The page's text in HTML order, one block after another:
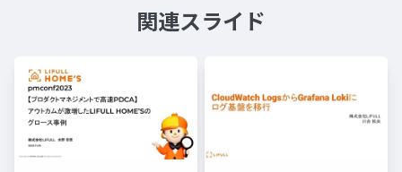
関連スライド